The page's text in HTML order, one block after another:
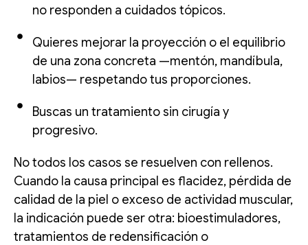
no responden a cuidados tópicos.
Quieres mejorar la proyección o el equilibrio
de una zona concreta —mentón, mandíbula,
labios— respetando tus proporciones.
Buscas un tratamiento sin cirugía y
progresivo.
No todos los casos se resuelven con rellenos.
Cuando la causa principal es flacidez, pérdida de
calidad de la piel o exceso de actividad muscular,
la indicación puede ser otra: bioestimuladores,
tratamientos de redensificación o